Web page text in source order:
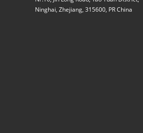
Ninghai, Zhejiang, 315600, PR China